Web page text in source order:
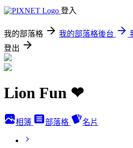
登入
我的部落格 我的部落格後台
登出
Lion Fun ❤
相簿 部落格 名片